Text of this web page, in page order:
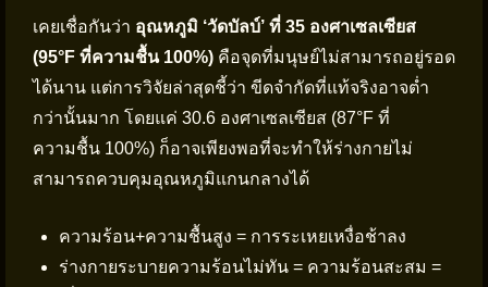
เคยเชื่อกันว่า อุณหภูมิ ‘วัดบัลบ์’ ที่ 35 องศาเซลเซียส
(95°F ที่ความชื้น 100%) คือจุดที่มนุษย์ไม่สามารถอยู่รอด
ได้นาน แต่การวิจัยล่าสุดชี้ว่า ขีดจำกัดที่แท้จริงอาจต่ำ
กว่านั้นมาก โดยแค่ 30.6 องศาเซลเซียส (87°F ที่
ความชื้น 100%) ก็อาจเพียงพอที่จะทำให้ร่างกายไม่
สามารถควบคุมอุณหภูมิแกนกลางได้
ความร้อน+ความชื้นสูง = การระเหยเหงื่อช้าลง
ร่างกายระบายความร้อนไม่ทัน = ความร้อนสะสม =